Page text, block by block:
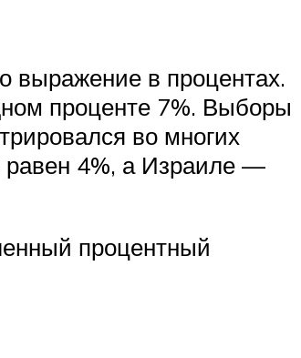
выражение в процентах.
проценте 7%. Выборы
во многих
равен 4%, а Израиле —
процентный